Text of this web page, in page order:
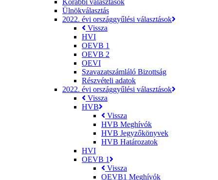
Korábbi választások
Ülnökválasztás
2022. évi országgyűlési választások
Vissza
HVI
OEVB 1
OEVB 2
OEVI
Szavazatszámláló Bizottság
Részvételi adatok
2022. évi országgyűlési választások
Vissza
HVB
Vissza
HVB Meghívók
HVB Jegyzőkönyvek
HVB Határozatok
HVI
OEVB 1
Vissza
OEVB1 Meghívók